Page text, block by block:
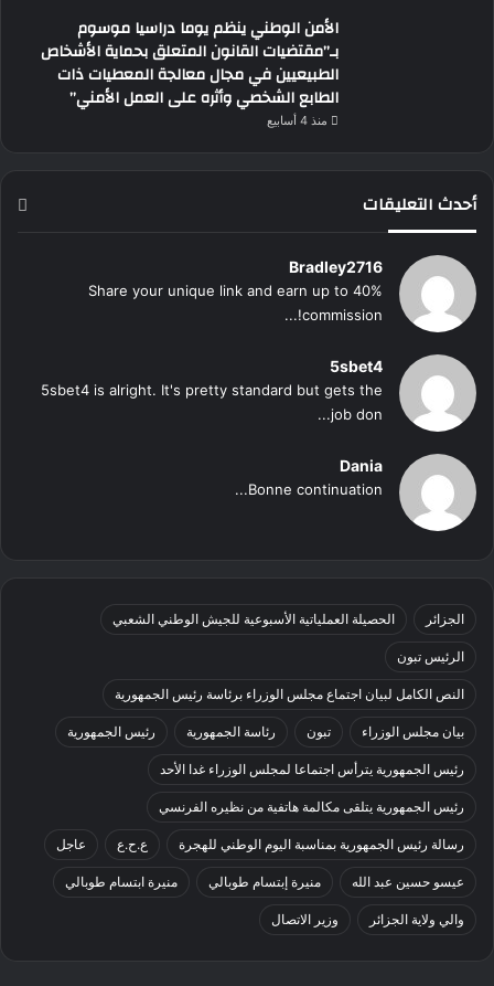
الأمن الوطني ينظم يوما دراسيا موسوم
بـ”مقتضيات القانون المتعلق بحماية الأشخاص
الطبيعيين في مجال معالجة المعطيات ذات
الطابع الشخصي وأثره على العمل الأمني”
منذ 4 أسابيع
أحدث التعليقات
Bradley2716
Share your unique link and earn up to 40%
commission!...
5sbet4
5sbet4 is alright. It's pretty standard but gets the
job don...
Dania
Bonne continuation...
الجزائر الحصيلة العملياتية الأسبوعية للجيش الوطني الشعبي
الرئيس تبون
النص الكامل لبيان اجتماع مجلس الوزراء برئاسة رئيس الجمهورية
بيان مجلس الوزراء تبون رئاسة الجمهورية رئيس الجمهورية
رئيس الجمهورية يترأس اجتماعا لمجلس الوزراء غدا الأحد
رئيس الجمهورية يتلقى مكالمة هاتفية من نظيره الفرنسي
رسالة رئيس الجمهورية بمناسبة اليوم الوطني للهجرة ع.ح.ع عاجل
عيسو حسين عبد الله منيرة إبتسام طوبالي منيرة ابتسام طوبالي
والي ولاية الجزائر وزير الاتصال